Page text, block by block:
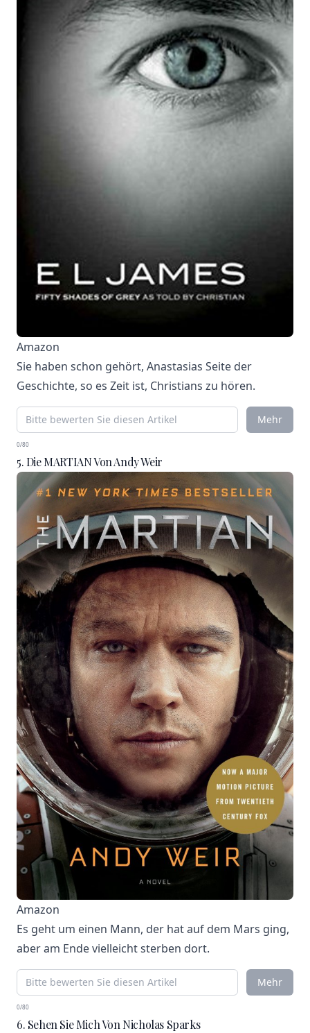
Amazon
Sie haben schon gehört, Anastasias Seite der
Geschichte, so es Zeit ist, Christians zu hören.
Mehr
0/80
5. Die MARTIAN Von Andy Weir
Amazon
Es geht um einen Mann, der hat auf dem Mars ging,
aber am Ende vielleicht sterben dort.
Mehr
0/80
6. Sehen Sie Mich Von Nicholas Sparks